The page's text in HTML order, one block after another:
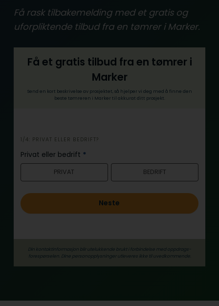
Få rask tilbakemelding med et gratis og
uforpliktende tilbud fra en tømrer i Marker.
Få et gratis tilbud fra en tømrer i
Marker
Send en kort beskrivelse av prosjektet, så hjelper vi deg med å finne den
beste tømreren i Marker til akkurat ditt prosjekt.
i
n
n
o
d
1/4: PRIVAT ELLER BEDRIFT?
Privat eller bedrift *
PRIVAT BEDRIFT
Neste
Din kontaktinformasjon blir utelukkende brukt i forbindelse med oppdrags­
forespørselen. Dine person­­opplysninger utleveres ikke til uvedkommende.